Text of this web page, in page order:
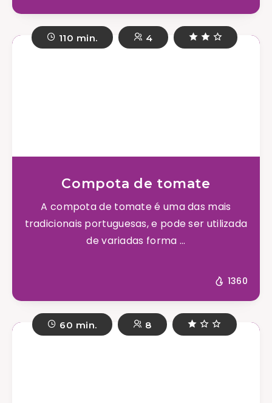
110 min. 4
Compota de tomate
A compota de tomate é uma das mais
tradicionais portuguesas, e pode ser utilizada
de variadas forma ...
1360
60 min. 8